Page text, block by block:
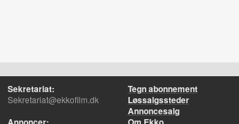
Sekretariat:
Sekretariat@ekkofilm.dk
Tegn abonnement
Løssalgssteder
Annoncesalg